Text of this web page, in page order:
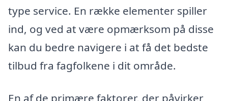
type service. En række elementer spiller
ind, og ved at være opmærksom på disse
kan du bedre navigere i at få det bedste
tilbud fra fagfolkene i dit område.
En af de primære faktorer, der påvirker